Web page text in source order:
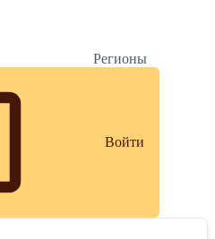
Регионы
Войти